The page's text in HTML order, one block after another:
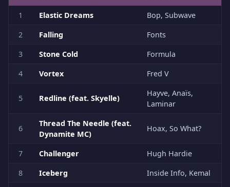
1 Elastic Dreams
Bop, Subwave
2
Falling
Fonts
3
Stone Cold
Formula
4
Vortex Fred V
5 Redline (feat. Skyelle)
Hayve, Anaïs,
Laminar
6
Thread The Needle (feat.
Dynamite MC)
Hoax, So What?
7 Challenger
Hugh Hardie
8
Iceberg
Inside Info, Kemal